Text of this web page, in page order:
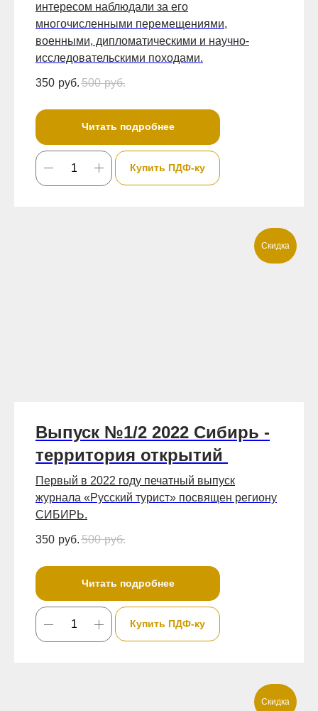
интересом наблюдали за его
многочисленными перемещениями,
военными, дипломатическими и научно-
исследовательскими походами.
350 руб. 500 руб.
Читать подробнее
Купить ПДФ-ку
Скидка
Выпуск №1/2 2022 Сибирь -
территория открытий
Первый в 2022 году печатный выпуск
журнала «Русский турист» посвящен региону
СИБИРЬ.
350 руб. 500 руб.
Читать подробнее
Купить ПДФ-ку
Скидка